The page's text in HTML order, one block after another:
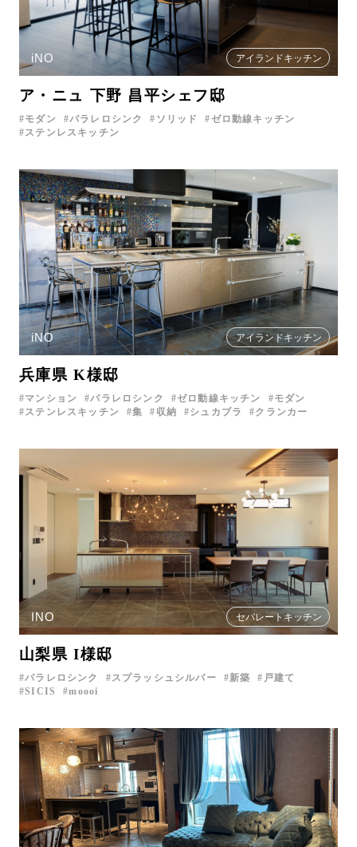
iNO アイランドキッチン
ア・ニュ 下野 昌平シェフ邸
モダン パラレロシンク ソリッド
ゼロ動線キッチン
ステンレスキッチン
iNO アイランドキッチン
兵庫県 K様邸
マンション パラレロシンク ゼロ動線キッチン
モダン
ステンレスキッチン
集 収納 シュカブラ クランカー
INO セパレートキッチン
山梨県 I様邸
パラレロシンク スプラッシュシルバー 新築
戸建て
SICIS
moooi